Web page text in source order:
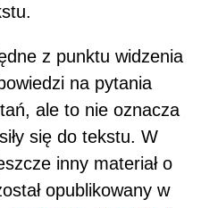
z punktu widzenia
na pytania
ale to nie oznacza
się do tekstu. W
inny materiał o
opublikowany w